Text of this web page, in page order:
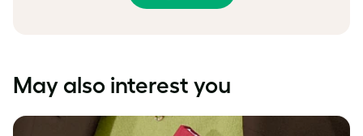
May also interest you